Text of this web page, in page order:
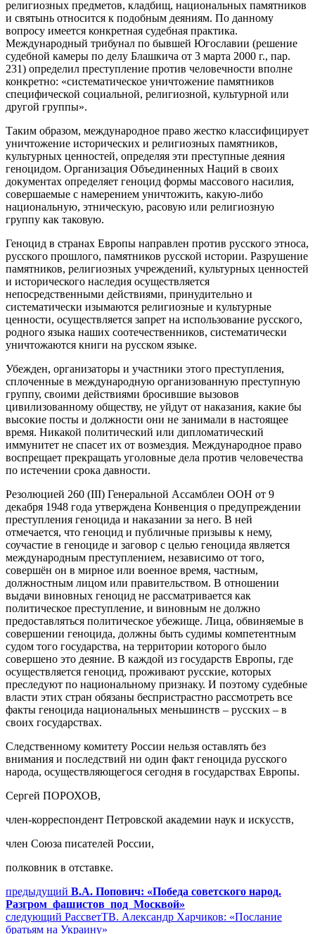
религиозных предметов, кладбищ, национальных памятников
и святынь относится к подобным деяниям. По данному
вопросу имеется конкретная судебная практика.
Международный трибунал по бывшей Югославии (решение
судебной камеры по делу Блашкича от 3 марта 2000 г., пар.
231) определил преступление против человечности вполне
конкретно: «систематическое уничтожение памятников
специфической социальной, религиозной, культурной или
другой группы».
Таким образом, международное право жестко классифицирует
уничтожение исторических и религиозных памятников,
культурных ценностей, определяя эти преступные деяния
геноцидом. Организация Объединенных Наций в своих
документах определяет геноцид формы массового насилия,
совершаемые с намерением уничтожить, какую-либо
национальную, этническую, расовую или религиозную
группу как таковую.
Геноцид в странах Европы направлен против русского этноса,
русского прошлого, памятников русской истории. Разрушение
памятников, религиозных учреждений, культурных ценностей
и исторического наследия осуществляется
непосредственными действиями, принудительно и
систематически изымаются религиозные и культурные
ценности, осуществляется запрет на использование русского,
родного языка наших соотечественников, систематически
уничтожаются книги на русском языке.
Убежден, организаторы и участники этого преступления,
сплоченные в международную организованную преступную
группу, своими действиями бросившие вызовов
цивилизованному обществу, не уйдут от наказания, какие бы
высокие посты и должности они не занимали в настоящее
время. Никакой политический или дипломатический
иммунитет не спасет их от возмездия. Международное право
воспрещает прекращать уголовные дела против человечества
по истечении срока давности.
Резолюцией 260 (III) Генеральной Ассамблеи ООН от 9
декабря 1948 года утверждена Конвенция о предупреждении
преступления геноцида и наказании за него. В ней
отмечается, что геноцид и публичные призывы к нему,
соучастие в геноциде и заговор с целью геноцида является
международным преступлением, независимо от того,
совершён он в мирное или военное время, частным,
должностным лицом или правительством. В отношении
выдачи виновных геноцид не рассматривается как
политическое преступление, и виновным не должно
предоставляться политическое убежище. Лица, обвиняемые в
совершении геноцида, должны быть судимы компетентным
судом того государства, на территории которого было
совершено это деяние. В каждой из государств Европы, где
осуществляется геноцид, проживают русские, которых
преследуют по национальному признаку. И поэтому судебные
власти этих стран обязаны беспристрастно рассмотреть все
факты геноцида национальных меньшинств – русских – в
своих государствах.
Следственному комитету России нельзя оставлять без
внимания и последствий ни один факт геноцида русского
народа, осуществляющегося сегодня в государствах Европы.
Сергей ПОРОХОВ,
член-корреспондент Петровской академии наук и искусств,
член Союза писателей России,
полковник в отставке.
Навигация
по
предыдущий Предыдущий
пост:
В.А. Попович: «Победа советского народ.
Разгром фашистов под Москвой»
следующий Следующее
сообщение:
РассветТВ. Александр Харчиков: «Послание
братьям на Украину»